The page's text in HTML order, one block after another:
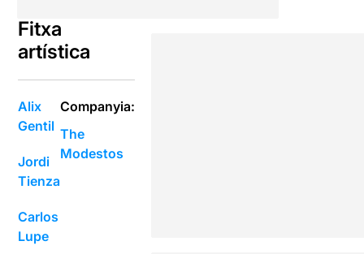
Fitxa
artística
Alix
Gentil
Jordi
Tienza
Carlos
Lupe
Companyia:
The
Modestos